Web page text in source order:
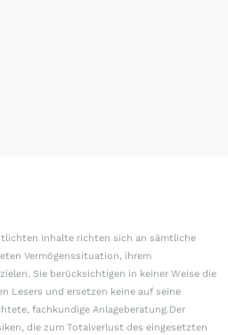
Inhalte richten sich an sämtliche
Vermögenssituation, ihrem
Sie berücksichtigen in keiner Weise die
Lesers und ersetzen keine auf seine
fachkundige Anlageberatung.Der
die zum Totalverlust des eingesetzten